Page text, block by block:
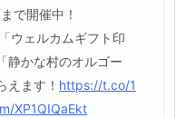
で開催中！
ウェルカムギフト印
静かな村のオルゴー
えます！ https://t.co/1
XP1QIQaEkt